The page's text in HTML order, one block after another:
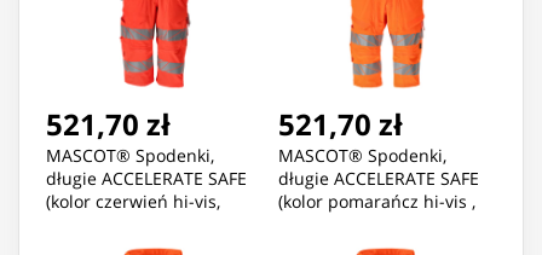
521,70 zł
MASCOT® Spodenki,
długie ACCELERATE SAFE
(kolor czerwień hi-vis,
521,70 zł
MASCOT® Spodenki,
długie ACCELERATE SAFE
(kolor pomarańcz hi-vis ,